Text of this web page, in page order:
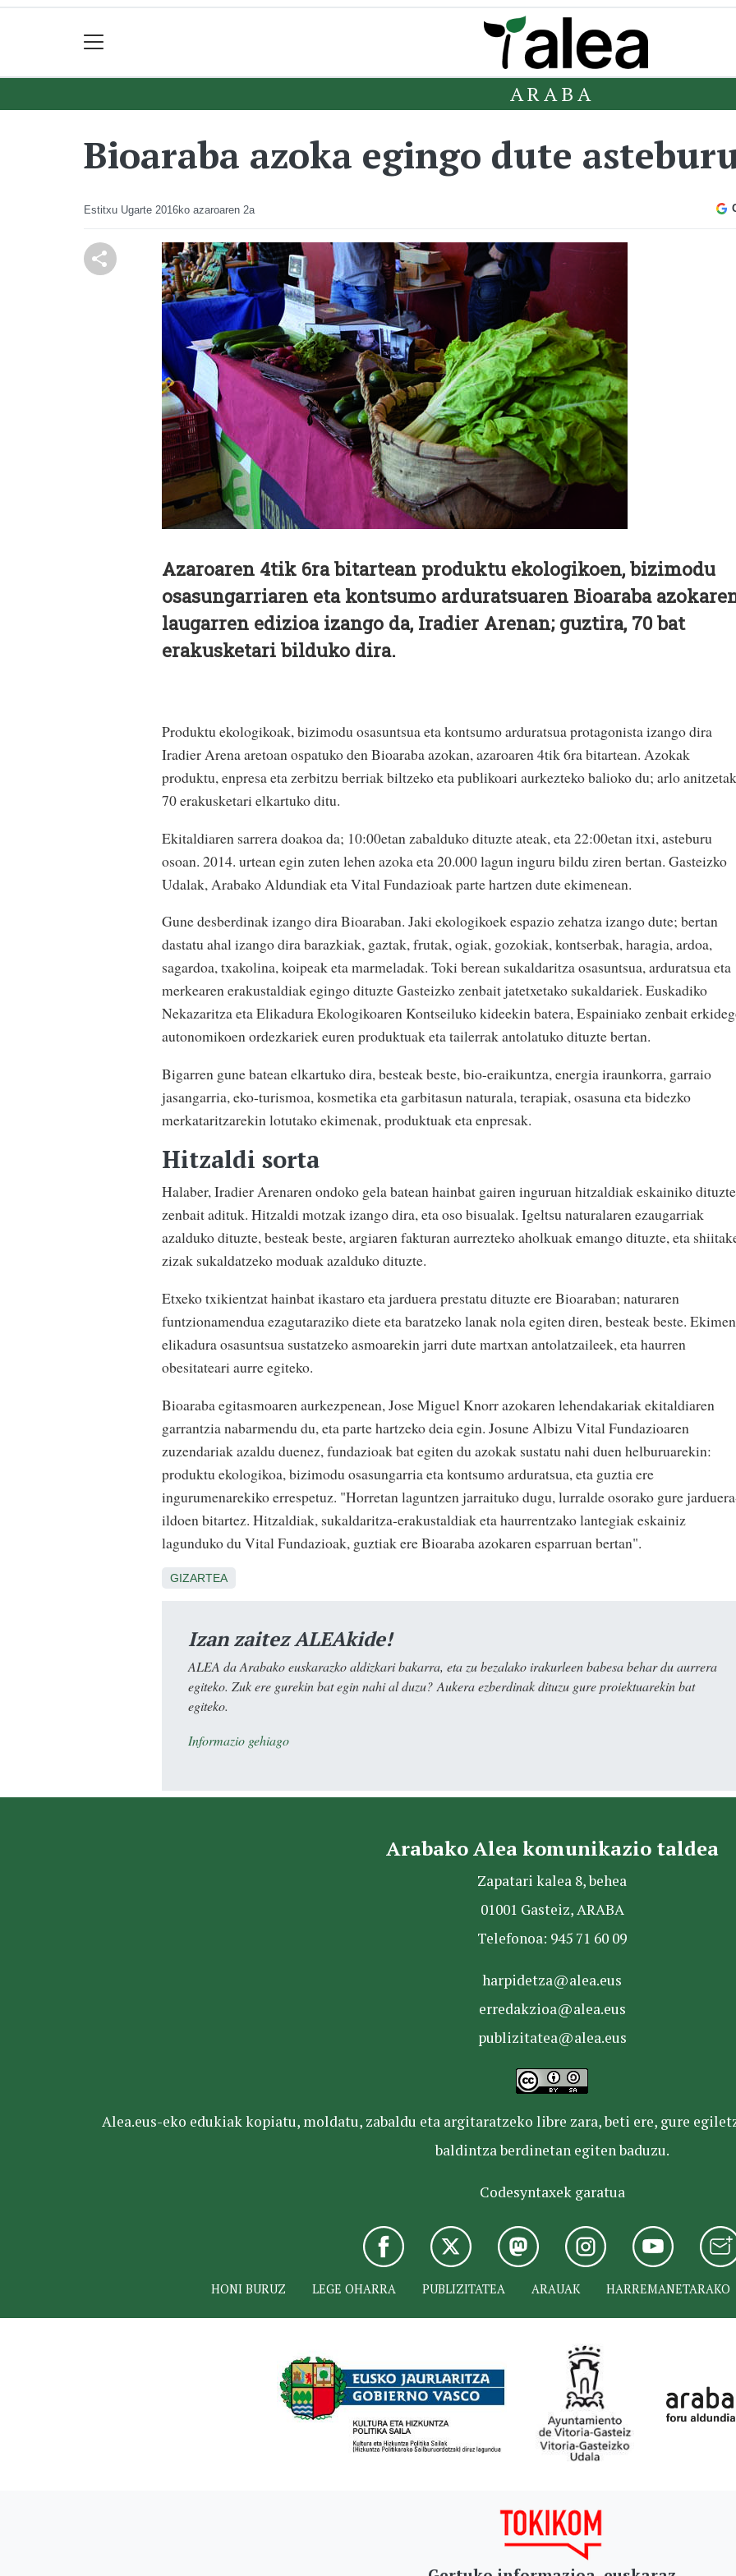
ARABA
Bioaraba azoka egingo dute
Estitxu Ugarte 2016ko azaroaren 2a
Azaroaren 4tik 6ra bitartean produktu ekologikoen, bizimodu
osasungarriaren eta kontsumo arduratsuaren Bioaraba
laugarren edizioa izango da, Iradier Arenan; guztira, 70 bat
erakusketari bilduko dira.
Produktu ekologikoak, bizimodu osasuntsua eta kontsumo arduratsua protagonista izango dira
Iradier Arena aretoan ospatuko den Bioaraba azokan, azaroaren 4tik 6ra bitartean. Azokak
produktu, enpresa eta zerbitzu berriak biltzeko eta publikoari aurkezteko balioko du; arlo
70 erakusketari elkartuko ditu.
Ekitaldiaren sarrera doakoa da; 10:00etan zabalduko dituzte ateak, eta 22:00etan itxi, asteburu
osoan. 2014. urtean egin zuten lehen azoka eta 20.000 lagun inguru bildu ziren bertan. Gasteizko
Udalak, Arabako Aldundiak eta Vital Fundazioak parte hartzen dute ekimenean.
Gune desberdinak izango dira Bioaraban. Jaki ekologikoek espazio zehatza izango dute; bertan
dastatu ahal izango dira barazkiak, gaztak, frutak, ogiak, gozokiak, kontserbak, haragia, ardoa,
sagardoa, txakolina, koipeak eta marmeladak. Toki berean sukaldaritza osasuntsua, arduratsua eta
merkearen erakustaldiak egingo dituzte Gasteizko zenbait jatetxetako sukaldariek. Euskadiko
Nekazaritza eta Elikadura Ekologikoaren Kontseiluko kideekin batera, Espainiako zenbait
autonomikoen ordezkariek euren produktuak eta tailerrak antolatuko dituzte bertan.
Bigarren gune batean elkartuko dira, besteak beste, bio-eraikuntza, energia iraunkorra, garraio
jasangarria, eko-turismoa, kosmetika eta garbitasun naturala, terapiak, osasuna eta bidezko
merkataritzarekin lotutako ekimenak, produktuak eta enpresak.
Hitzaldi sorta
Halaber, Iradier Arenaren ondoko gela batean hainbat gairen inguruan hitzaldiak eskainiko dituzte
zenbait adituk. Hitzaldi motzak izango dira, eta oso bisualak. Igeltsu naturalaren ezaugarriak
azalduko dituzte, besteak beste, argiaren fakturan aurrezteko aholkuak emango dituzte, eta
zizak sukaldatzeko moduak azalduko dituzte.
Etxeko txikientzat hainbat ikastaro eta jarduera prestatu dituzte ere Bioaraban; naturaren
funtzionamendua ezagutaraziko diete eta baratzeko lanak nola egiten diren, besteak beste.
elikadura osasuntsua sustatzeko asmoarekin jarri dute martxan antolatzaileek, eta haurren
obesitateari aurre egiteko.
Bioaraba egitasmoaren aurkezpenean, Jose Miguel Knorr azokaren lehendakariak ekitaldiaren
garrantzia nabarmendu du, eta parte hartzeko deia egin. Josune Albizu Vital Fundazioaren
zuzendariak azaldu duenez, fundazioak bat egiten du azokak sustatu nahi duen helburuarekin:
produktu ekologikoa, bizimodu osasungarria eta kontsumo arduratsua, eta guztia ere
ingurumenarekiko errespetuz. "Horretan laguntzen jarraituko dugu, lurralde osorako gure
ildoen bitartez. Hitzaldiak, sukaldaritza-erakustaldiak eta haurrentzako lantegiak eskainiz
lagunduko du Vital Fundazioak, guztiak ere Bioaraba azokaren esparruan bertan".
GIZARTEA
Izan zaitez ALEAkide!
ALEA da Arabako euskarazko aldizkari bakarra, eta zu bezalako irakurleen babesa behar du aurrera
egiteko. Zuk ere gurekin bat egin nahi al duzu? Aukera ezberdinak dituzu gure proiektuarekin bat
egiteko.
Informazio gehiago
Arabako Alea komunikazio taldea
Zapatari kalea 8, behea
01001 Gasteiz, ARABA
Telefonoa: 945 71 60 09
harpidetza@alea.eus
erredakzioa@alea.eus
publizitatea@alea.eus
Alea.eus-eko edukiak kopiatu, moldatu, zabaldu eta argitaratzeko libre zara, beti ere, gure
baldintza berdinetan egiten baduzu.
Codesyntaxek garatua
HONI BURUZ LEGE OHARRA PUBLIZITATEA ARAUAK HARREMANETARAKO